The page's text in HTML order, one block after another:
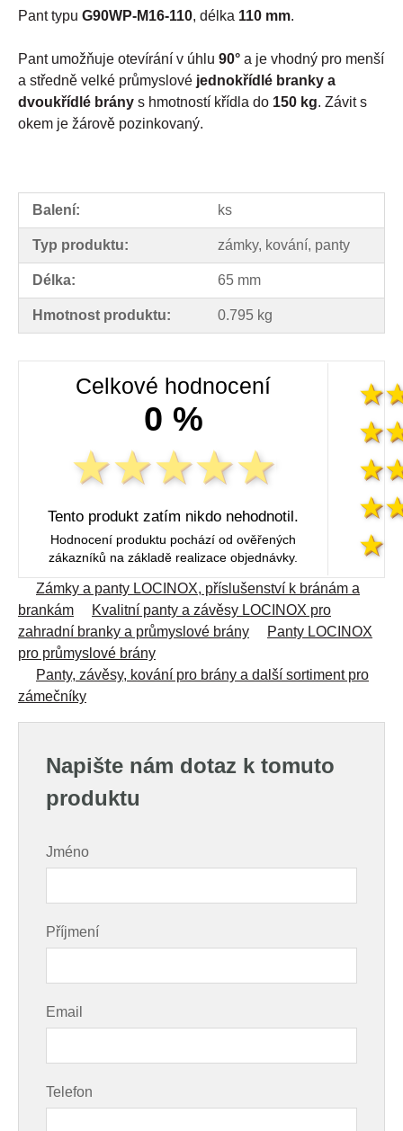
Pant typu G90WP-M16-110, délka 110 mm.
Pant umožňuje otevírání v úhlu 90° a je vhodný pro menší
a středně velké průmyslové jednokřídlé branky a
dvoukřídlé brány s hmotností křídla do 150 kg. Závit s
okem je žárově pozinkovaný.
Balení: ks
Typ produktu: zámky, kování, panty
Délka: 65 mm
Hmotnost produktu: 0.795 kg
Celkové hodnocení
0 %
Tento produkt zatím nikdo nehodnotil.
Hodnocení produktu pochází od ověřených
zákazníků na základě realizace objednávky.
Zámky a panty LOCINOX, příslušenství k bránám a
brankám
Kvalitní panty a závěsy LOCINOX pro
zahradní branky a průmyslové brány
Panty LOCINOX
pro průmyslové brány
Panty, závěsy, kování pro brány a další sortiment pro
zámečníky
Napište nám dotaz k tomuto
produktu
Jméno
Příjmení
Email
Telefon